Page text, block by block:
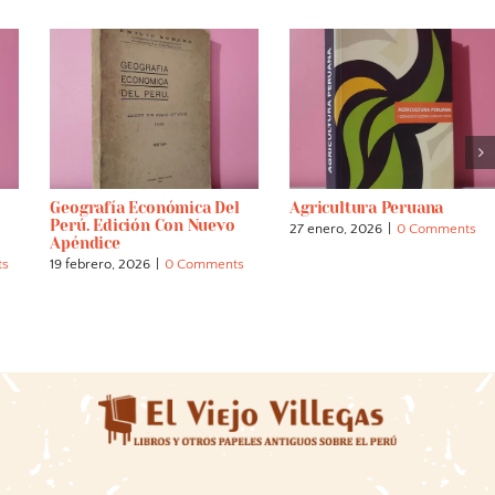
Del
Con Nuevo
0 Comments
Agricultura Peruana
27 enero, 2026 0 Comments
Antonio
Láminas